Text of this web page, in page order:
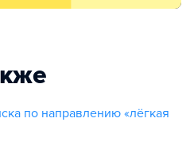
по направлению «лёгкая